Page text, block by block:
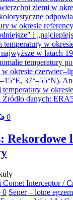
0
Rekordowe
0 Sener – lotne